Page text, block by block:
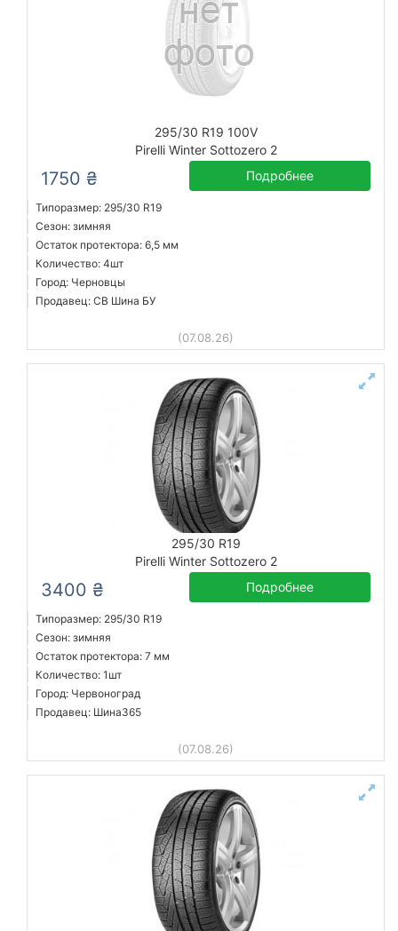
295/30 R19 100V
Pirelli Winter Sottozero 2
1750 ₴ Подробнее
Типоразмер: 295/30 R19
Сезон: зимняя
Остаток протектора: 6,5 мм
Количество: 4шт
Город: Черновцы
Продавец: СВ Шина БУ
(07.08.26)
295/30 R19
Pirelli Winter Sottozero 2
3400 ₴ Подробнее
Типоразмер: 295/30 R19
Сезон: зимняя
Остаток протектора: 7 мм
Количество: 1шт
Город: Червоноград
Продавец: Шина365
(07.08.26)